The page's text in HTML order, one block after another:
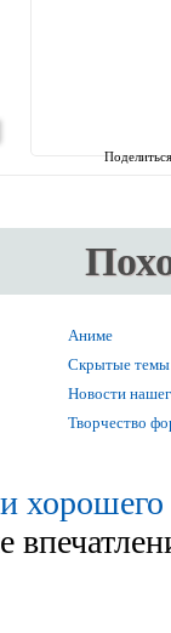
Аниме
Скрытые темы
Новости
Творчество